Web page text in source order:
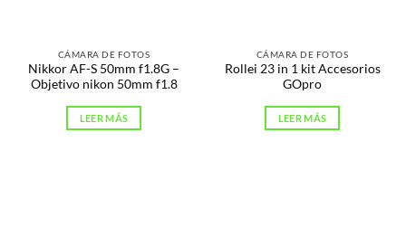
CÁMARA DE FOTOS
Nikkor AF-S 50mm f1.8G –
Objetivo nikon 50mm f1.8
LEER MÁS
CÁMARA DE FOTOS
Rollei 23 in 1 kit Accesorios
GOpro
LEER MÁS